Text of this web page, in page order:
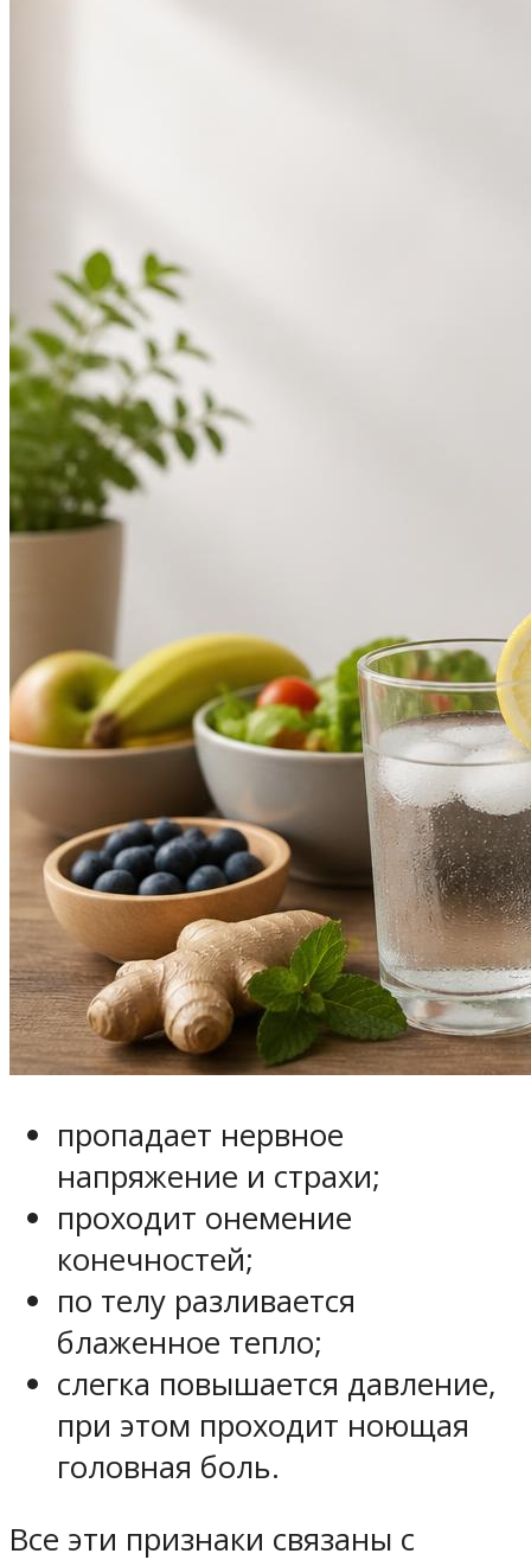
пропадает нервное
напряжение и страхи;
проходит онемение
конечностей;
по телу разливается
блаженное тепло;
слегка повышается давление,
при этом проходит ноющая
головная боль.
Все эти признаки связаны с